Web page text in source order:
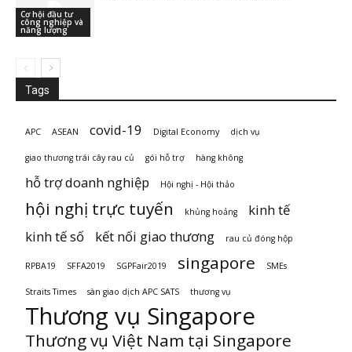
Cơ hội đầu tư
công nghiệp và
năng lượng
Tags
APC ASEAN covid-19 Digital Economy dịch vụ
giao thương trái cây rau củ gói hỗ trợ hàng không
hỗ trợ doanh nghiệp Hội nghị - Hội thảo
hội nghị trực tuyến khủng hoảng
kinh tế
kinh tế số
kết nối giao thương rau củ đóng hộp
RPBA19 SFFA2019 SGPFair2019 singapore SMEs
Straits Times sàn giao dịch APC SATS thương vụ
Thương vụ Singapore
Thương vụ Việt Nam tại Singapore